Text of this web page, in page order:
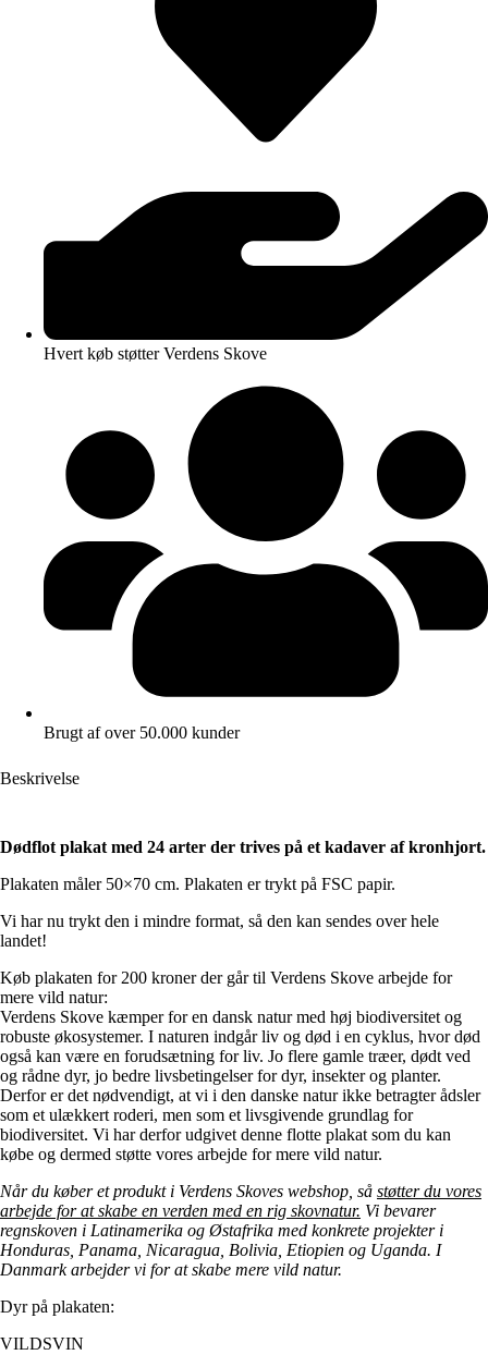
Hvert køb støtter Verdens Skove
Brugt af over 50.000 kunder
Beskrivelse
Dødflot plakat med 24 arter der trives på et kadaver af kronhjort.
Plakaten måler 50×70 cm. Plakaten er trykt på FSC papir.
Vi har nu trykt den i mindre format, så den kan sendes over hele
landet!
Køb plakaten for 200 kroner der går til Verdens Skove arbejde for
mere vild natur:
Verdens Skove kæmper for en dansk natur med høj biodiversitet og
robuste økosystemer. I naturen indgår liv og død i en cyklus, hvor død
også kan være en forudsætning for liv. Jo flere gamle træer, dødt ved
og rådne dyr, jo bedre livsbetingelser for dyr, insekter og planter.
Derfor er det nødvendigt, at vi i den danske natur ikke betragter ådsler
som et ulækkert roderi, men som et livsgivende grundlag for
biodiversitet. Vi har derfor udgivet denne flotte plakat som du kan
købe og dermed støtte vores arbejde for mere vild natur.
Når du køber et produkt i Verdens Skoves webshop, så støtter du vores
arbejde for at skabe en verden med en rig skovnatur. Vi bevarer
regnskoven i Latinamerika og Østafrika med konkrete projekter i
Honduras, Panama, Nicaragua, Bolivia, Etiopien og Uganda. I
Danmark arbejder vi for at skabe mere vild natur.
Dyr på plakaten:
VILDSVIN